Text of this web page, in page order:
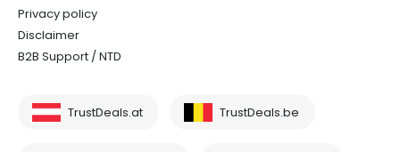
Privacy policy
Disclaimer
B2B Support / NTD
TrustDeals.at TrustDeals.be